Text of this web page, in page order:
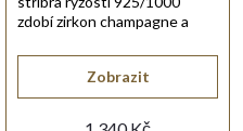
Zobrazit
zdobí zirkon champagne a